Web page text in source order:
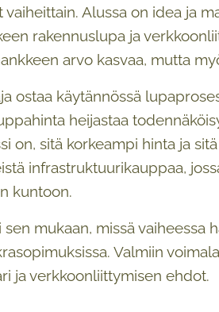
Alussa on idea ja
rakennuslupa ja
arvo kasvaa, mutta
ostaa käytännössä
heijastaa
on, sitä korkeampi hinta ja
infrastruktuurikauppaa,
kuntoon.
mukaan, missä vaiheessa
Valmiin
ja verkkoonliittymisen ehdot.